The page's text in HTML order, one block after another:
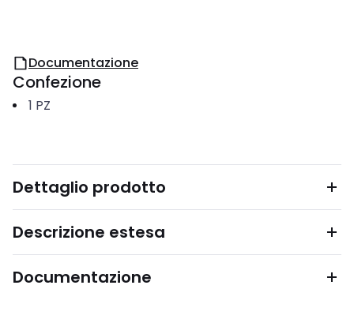
Documentazione
Confezione
1 PZ
Dettaglio prodotto
Descrizione estesa
Documentazione